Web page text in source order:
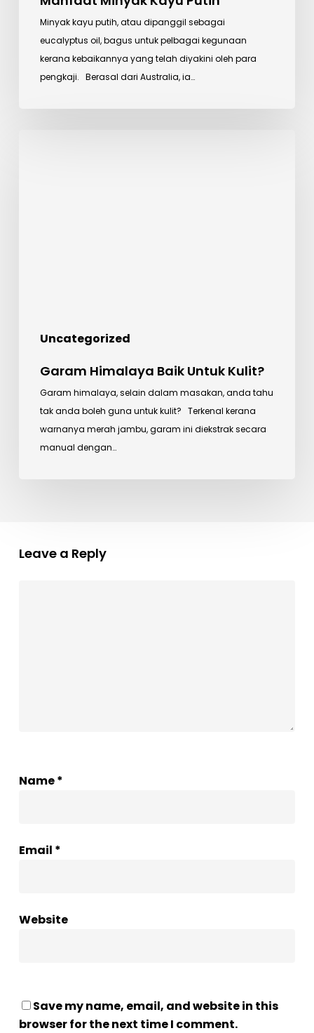
Minyak kayu putih, atau dipanggil sebagai
eucalyptus oil, bagus untuk pelbagai kegunaan
kerana kebaikannya yang telah diyakini oleh para
pengkaji. Berasal dari Australia, ia…
Uncategorized
Garam Himalaya Baik Untuk Kulit?
Garam himalaya, selain dalam masakan, anda tahu
tak anda boleh guna untuk kulit? Terkenal kerana
warnanya merah jambu, garam ini diekstrak secara
manual dengan…
Leave a Reply
Name*
Email *
Website
Save my name, email, and website in this
browser for the next time I comment.